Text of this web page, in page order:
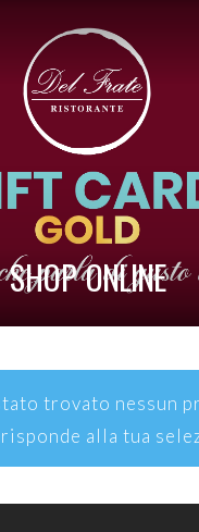
SHOPONLINE
trovato nessun
alla tua